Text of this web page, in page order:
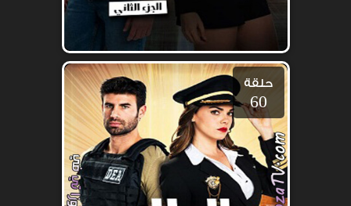
حلقة
60